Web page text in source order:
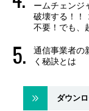
ームチェンジ
破壊する！！
不要！でも
通信事業者の
く秘訣とは
ダウン